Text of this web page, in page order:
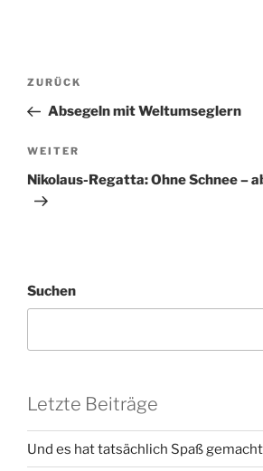
Beitragsnavigation
Vorheriger
Beitrag
ZURÜCK
Absegeln mit Weltumseglern
Nächster
Beitrag
WEITER
Nikolaus-Regatta: Ohne Schnee –
Suchen
Letzte Beiträge
Und es hat tatsächlich Spaß gemacht